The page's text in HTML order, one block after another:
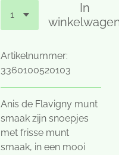
In
Artikelnummer:
3360100520103
Anis de Flavigny munt
smaak zijn snoepjes
met frisse munt
smaak, in een mooi